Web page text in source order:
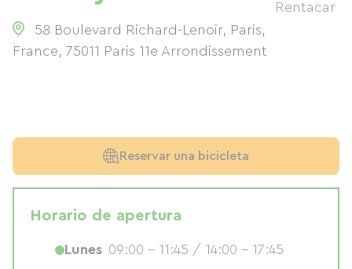
58 Boulevard Richard-Lenoir, Paris,
France, 75011 Paris 11e Arrondissement
Reservar una bicicleta
Horario de apertura
Lunes 09:00 - 11:45 / 14:00 - 17:45